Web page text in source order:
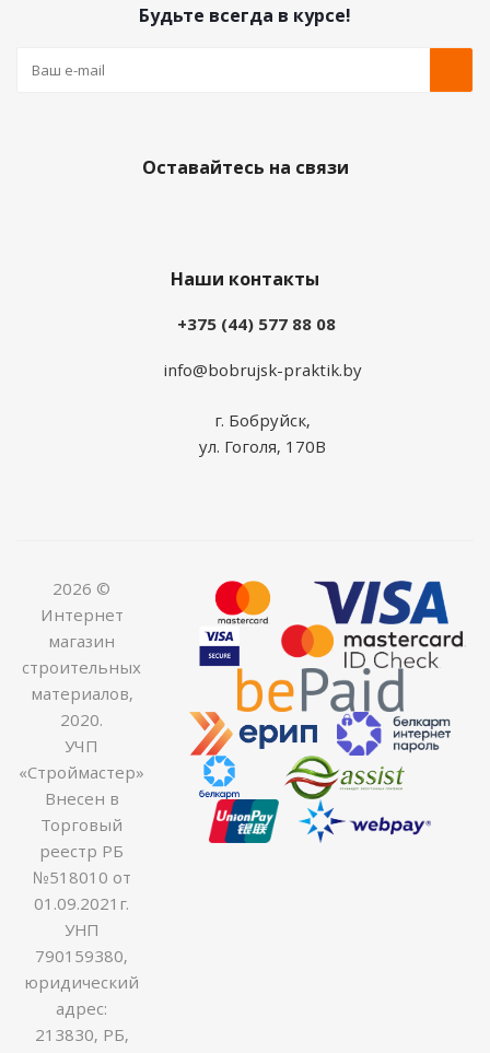
Будьте всегда в курсе!
Оставайтесь на связи
Наши контакты
+375 (44) 577 88 08
info@bobrujsk-praktik.by
г. Бобруйск,
ул. Гоголя, 170В
2026 ©
Интернет
магазин
строительных
материалов,
2020.
УЧП
«Строймастер»
Внесен в
Торговый
реестр РБ
№518010 от
01.09.2021г.
УНП
790159380,
юридический
адрес:
213830, РБ,